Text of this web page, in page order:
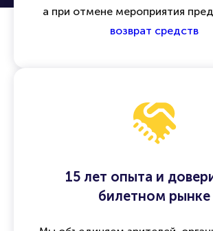
а при отмене мероприятия
возврат средств
15 лет опыта и
билетном рынке